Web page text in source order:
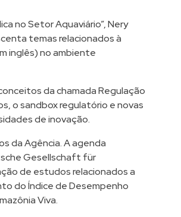
no Setor Aquaviário”, Nery
temas relacionados à
inglês) no ambiente
da chamada Regulação
o sandbox regulatório e novas
de inovação.
da Agência. A agenda
Gesellschaft für
de estudos relacionados a
do Índice de Desempenho
Viva.